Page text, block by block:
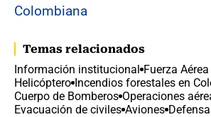
Colombiana
Temas relacionados
Información institucional Fuerza
Helicóptero Incendios forestales en
Cuerpo de Bomberos Operaciones
Evacuación de civiles Aviones